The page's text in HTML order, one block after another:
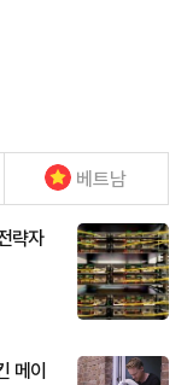
베트남
략자
메이